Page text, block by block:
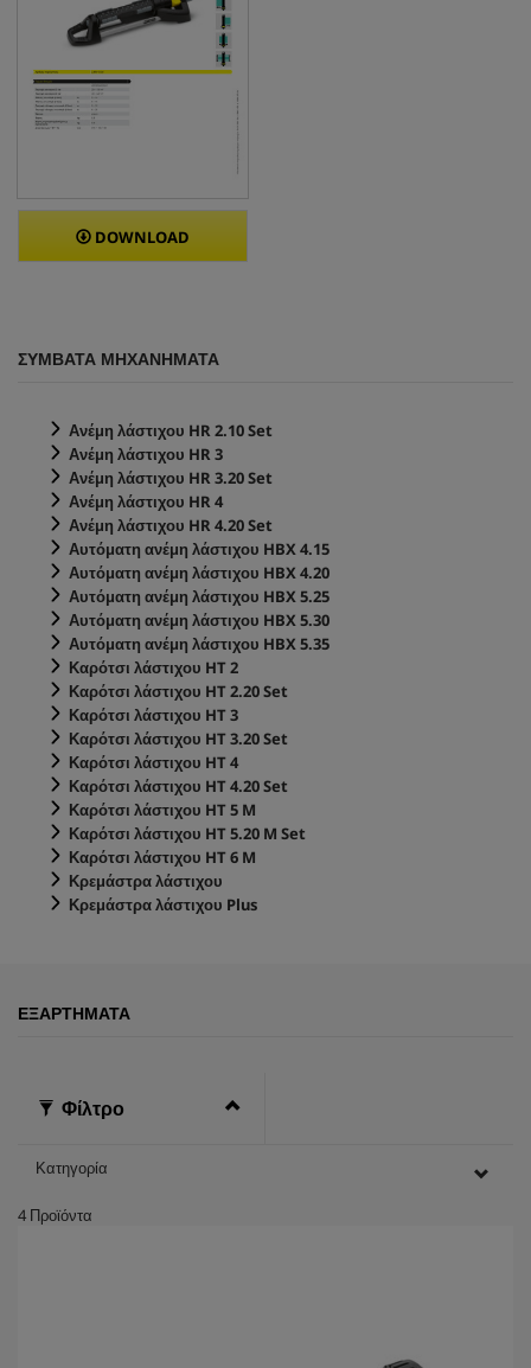
DOWNLOAD
ΣΥΜΒΑΤΑ ΜΗΧΑΝΗΜΑΤΑ
Ανέμη λάστιχου HR 2.10 Set
Ανέμη λάστιχου HR 3
Ανέμη λάστιχου HR 3.20 Set
Ανέμη λάστιχου HR 4
Ανέμη λάστιχου HR 4.20 Set
Αυτόματη ανέμη λάστιχου HBX 4.15
Αυτόματη ανέμη λάστιχου HBX 4.20
Αυτόματη ανέμη λάστιχου HBX 5.25
Αυτόματη ανέμη λάστιχου HBX 5.30
Αυτόματη ανέμη λάστιχου HBX 5.35
Καρότσι λάστιχου HT 2
Καρότσι λάστιχου HT 2.20 Set
Καρότσι λάστιχου HT 3
Καρότσι λάστιχου HT 3.20 Set
Καρότσι λάστιχου HT 4
Καρότσι λάστιχου HT 4.20 Set
Καρότσι λάστιχου HT 5 M
Καρότσι λάστιχου HT 5.20 M Set
Καρότσι λάστιχου HT 6 M
Κρεμάστρα λάστιχου
Κρεμάστρα λάστιχου Plus
ΕΞΑΡΤΉΜΑΤΑ
Φίλτρο
Κατηγορία
4 Προϊόντα